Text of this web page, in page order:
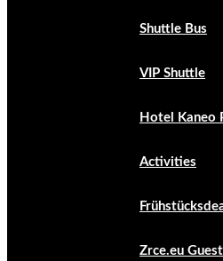
Shuttle Bus
VIP Shuttle
Hotel Kaneo
Activities
Zrce.eu